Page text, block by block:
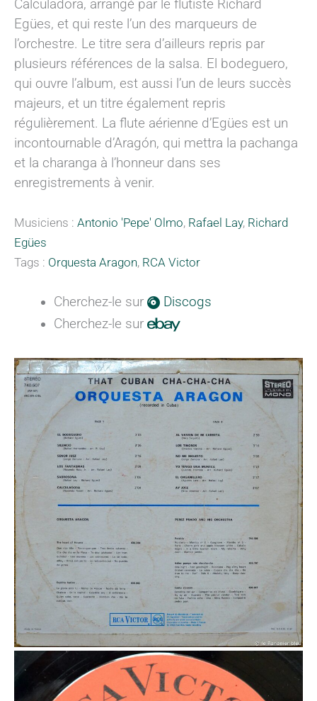
Calculadora, arrangé par le flutiste Richard
Egües, et qui reste l’un des marqueurs de
l’orchestre. Le titre sera d’ailleurs repris par
plusieurs références de la salsa. El bodeguero,
qui ouvre l’album, est aussi l’un de leurs succès
majeurs, et un titre également repris
régulièrement. La flute aérienne d’Egües est un
incontournable d’Aragón, qui mettra la pachanga
et la charanga à l’honneur dans ses
enregistrements à venir.
Musiciens : Antonio 'Pepe' Olmo, Rafael Lay, Richard
Egües
Tags : Orquesta Aragon, RCA Victor
Cherchez-le sur
Discogs
Cherchez-le sur